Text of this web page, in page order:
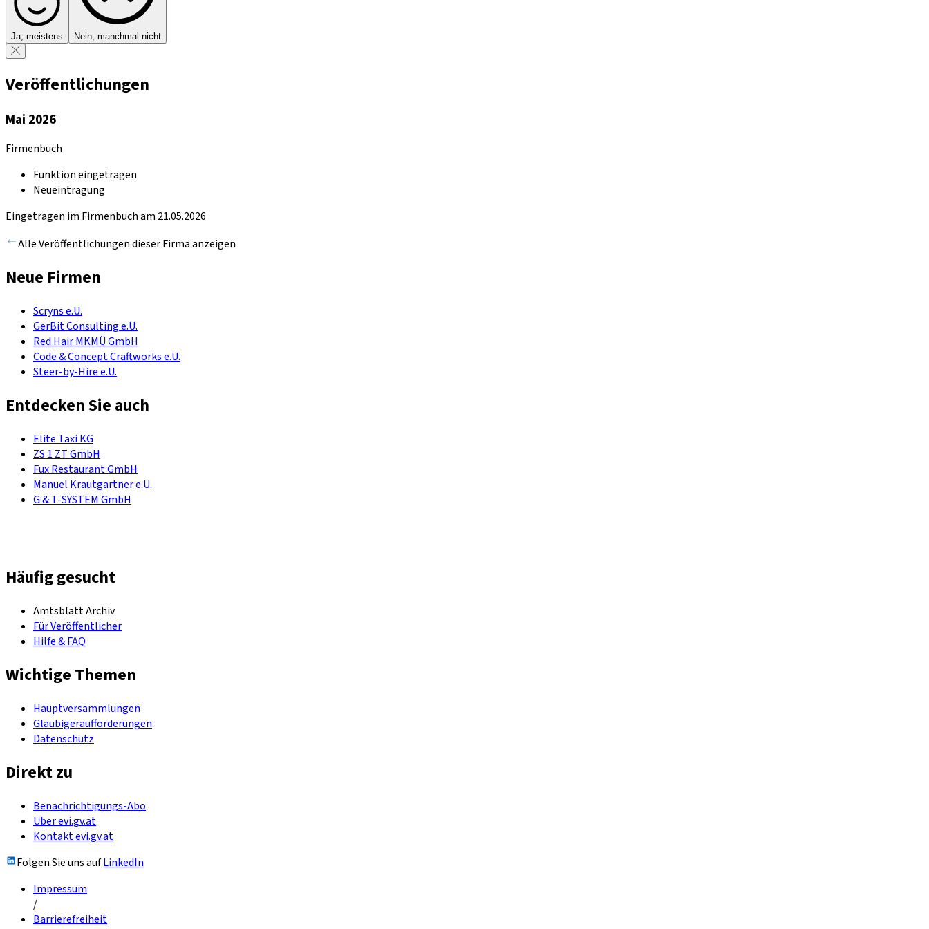
Ja, meistens Nein, manchmal nicht
Veröffentlichungen
Mai 2026
Firmenbuch
Funktion eingetragen
Neueintragung
Eingetragen im Firmenbuch am 21.05.2026
Alle Veröffentlichungen dieser Firma anzeigen
Neue Firmen
Scryns e.U.
GerBit Consulting e.U.
Red Hair MKMÜ GmbH
Code & Concept Craftworks e.U.
Steer-by-Hire e.U.
Entdecken Sie auch
Elite Taxi KG
ZS 1 ZT GmbH
Fux Restaurant GmbH
Manuel Krautgartner e.U.
G & T-SYSTEM GmbH
Häufig gesucht
Amtsblatt Archiv
Für Veröffentlicher
Hilfe & FAQ
Wichtige Themen
Hauptversammlungen
Gläubigeraufforderungen
Datenschutz
Direkt zu
Benachrichtigungs-Abo
Über evi.gv.at
Kontakt evi.gv.at
Folgen Sie uns aufLinkedIn
Impressum
/
Barrierefreiheit